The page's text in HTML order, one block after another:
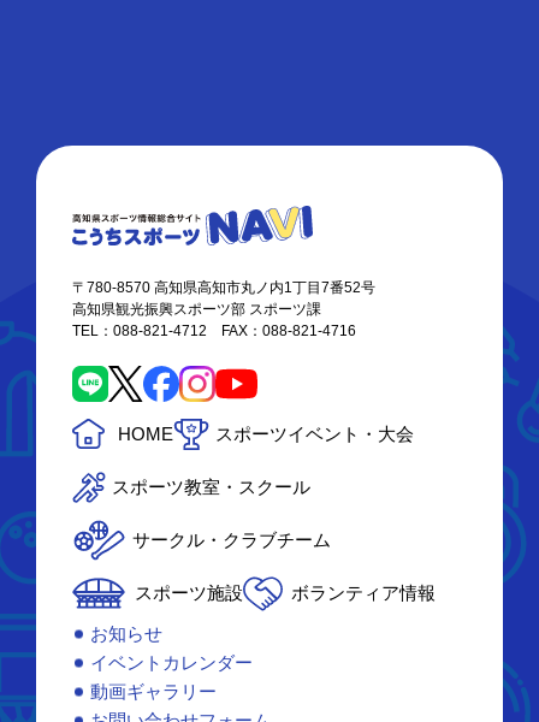
〒780-8570 高知県高知市丸ノ内1丁目7番52号
高知県観光振興スポーツ部 スポーツ課
TEL：088-821-4712 FAX：088-821-4716
HOME スポーツイベント・大会
スポーツ教室・スクール
サークル・クラブチーム
スポーツ施設
ボランティア情報
お知らせ
イベントカレンダー
動画ギャラリー